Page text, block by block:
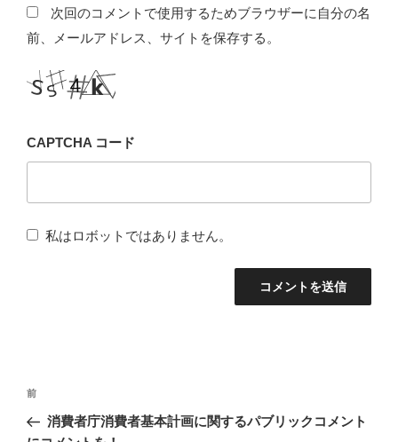
次回のコメントで使用するためブラウザーに自分の名
前、メールアドレス、サイトを保存する。
CAPTCHA コード
私はロボットではありません。
投
稿
前
の
投
前
消費者庁消費者基本計画に関するパブリックコメント